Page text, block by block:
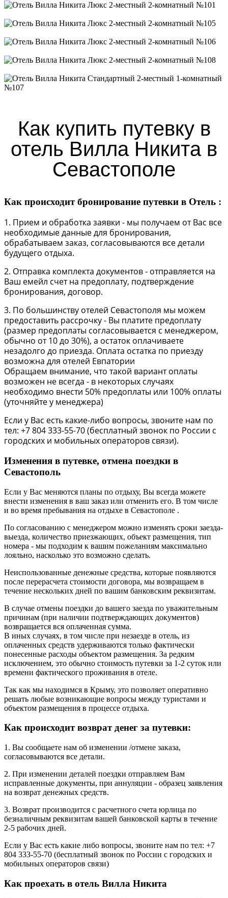
Как купить путевку в
отель Вилла Никита в
Севастополе
Как происходит бронирование путевки в Отель :
1. Прием и обработка заявки - мы получаем от Вас все
необходимые данные для бронирования,
обрабатываем заказ, согласовываются все детали
будущего отдыха.
2. Отправка комплекта документов - отправляется на
Ваш емейл счет на предоплату, подтверждение
бронирования, договор.
3. По большинству отелей Севастополя мы можем
предоставить рассрочку - Вы платите предоплату
(размер предоплаты согласовывается с менеджером,
обычно от 10 до 30%), а остаток оплачиваете
незадолго до приезда. Оплата остатка по приезду
возможна для отелей Евпатории
Обращаем внимание, что такой вариант оплаты
возможен не всегда - в некоторых случаях
необходимо внести 50% предоплаты или 100% оплаты
(уточняйте у менеджера)
Если у Вас есть какие-либо вопросы, звоните нам по
тел: +7 804 333-55-70 (бесплатный звонок по России с
городских и мобильных операторов связи).
Изменения в путевке, отмена поездки в
Севастополь
Если у Вас меняются планы по отдыху, Вы всегда можете
внести изменения в ваш заказ или отменить его. В том числе
и во время пребывания на отдыхе в Севастополе .
По согласованию с менеджером можно изменять сроки заезда-
выезда, количество приезжающих, объект размещения, тип
номера - мы подходим к вашим пожеланиям максимально
лояльно, насколько это возможно сделать.
Неиспользованные денежные средства, которые появляются
после перерасчета стоимости договора, мы возвращаем в
течение нескольких дней по вашим банковским реквизитам.
В случае отмены поездки до вашего заезда по уважительным
причинам (при наличии подтверждающих документов)
возвращается вся оплаченная сумма.
В иных случаях, в том числе при незаезде в отель, из
оплаченных средств удерживаются только фактически
понесенные расходы объектом размещения. За редким
исключением, это обычно стоимость путевки за 1-2 суток или
времени фактического проживания в отеле.
Так как мы находимся в Крыму, это позволяет оперативно
решать любые возникающие вопросы между туристами и
объектом размещения в процессе отдыха.
Как происходит возврат денег за путевки:
1. Вы сообщаете нам об изменении /отмене заказа,
согласовываются все детали.
2. При изменении деталей поездки отправляем Вам
исправленные документы, при аннуляции - образец заявления
на возврат денежных средств.
3. Возврат производится с расчетного счета юрлица по
безналичным реквизитам вашей банковской карты в течение
2-5 рабочих дней.
Если у Вас есть какие либо вопросы, звоните нам по тел: +7
804 333-55-70 (бесплатный звонок по России с городских и
мобильных операторов связи)
Как проехать в отель Вилла Никита